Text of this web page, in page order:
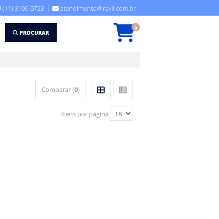
(11) 3106-0723 atendimento@ravil.com.br
PROCURAR
0
Comparar (0)
Itens por página